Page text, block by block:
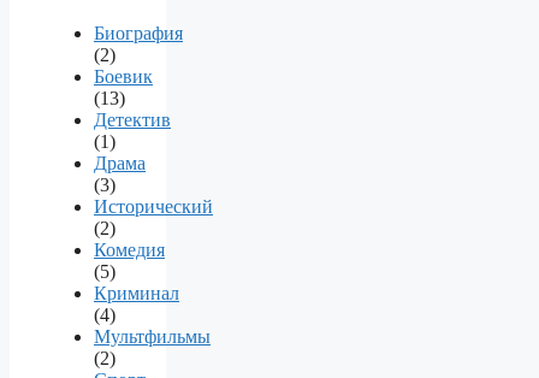
Биография
(2)
Боевик
(13)
Детектив
(1)
Драма
(3)
Исторический
(2)
Комедия
(5)
Криминал
(4)
Мультфильмы
(2)